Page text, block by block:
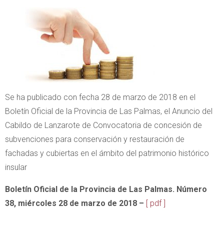
Se ha publicado con fecha 28 de marzo de 2018 en el
Boletín Oficial de la Provincia de Las Palmas, el Anuncio del
Cabildo de Lanzarote de Convocatoria de concesión de
subvenciones para conservación y restauración de
fachadas y cubiertas en el ámbito del patrimonio histórico
insular
Boletín Oficial de la Provincia de Las Palmas. Número
38, miércoles 28 de marzo de 2018 – [ pdf ]